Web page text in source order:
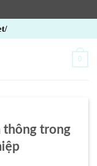
0
thông trong